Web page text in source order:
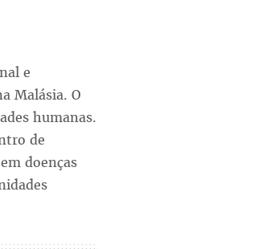
e
Malásia. O
humanas.
de
doenças